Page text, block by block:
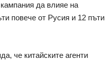
да влияе на
повече от Русия и 12 пъти
че китайските агенти